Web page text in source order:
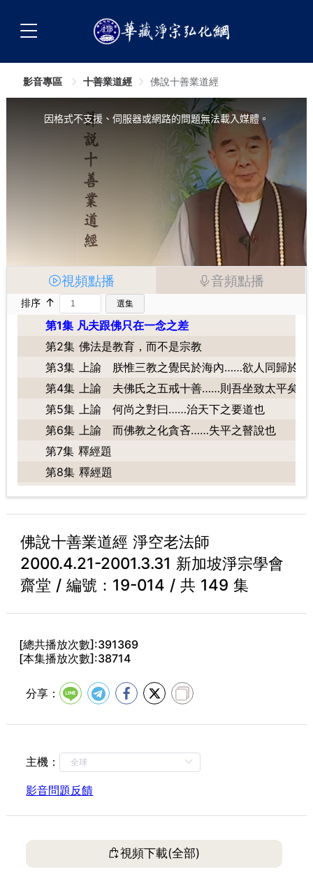
影音專區 十善業道經 佛說十善業道經
因格式不支援、伺服器或網路的問題無法載入媒體。
視頻點播 音頻點播
排序 ↑ 選集
第1集 凡夫跟佛只在一念之差
第2集 佛法是教育，而不是宗教
第3集 上諭 朕惟三教之覺民於海內……欲人同歸於善
第4集 上諭 夫佛氏之五戒十善……則吾坐致太平矣
第5集 上諭 何尚之對曰……治天下之要道也
第6集 上諭 而佛教之化貪吝……失平之瞽說也
第7集 釋經題
第8集 釋經題
第9集 唐于闐三藏法師……菩薩摩訶薩俱
第10集 一時……三萬二千菩薩摩訶薩俱
第11集 爾時世尊……由是故有諸趣輪轉
第12集 龍王……身業語業意業所致
第13集 而心無色……皆不思議
第14集 而心無色……無我我所
第16集 自性如幻……見者無厭
第17集 龍王……莫不目眩(一)
第18集 龍王……莫不目眩(二)
第19集 汝又觀此……善業福德而生
第20集 又諸天龍八部眾等……亦因善業福德所生
第22集 汝今當應……修習善業
第23集
第27集
佛說十善業道經 淨空老法師
2000.4.21-2001.3.31 新加坡淨宗學會
齋堂 / 編號：19-014 / 共 149 集
[總共播放次數]:391369
[本集播放次數]:38714
分享：
主機：
影音問題反饋
視頻下載(全部)